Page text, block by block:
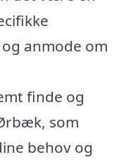
anmode om
finde og
som
behov og